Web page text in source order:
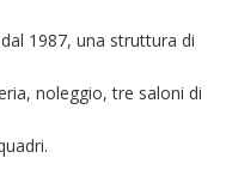
1987, una struttura di
noleggio, tre saloni di